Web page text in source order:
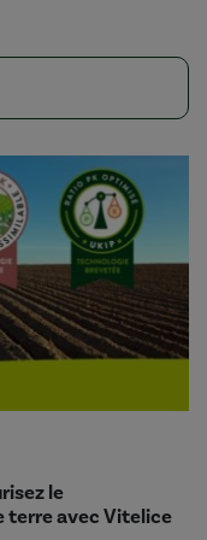
le
terre avec Vitelice